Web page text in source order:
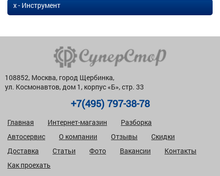
х - Инструмент
108852, Москва, город Щербинка,
ул. Космонавтов, дом 1, корпус «Б», стр. 33
+7(495) 797-38-78
Главная Интернет-магазин
Разборка
Автосервис
О компании Отзывы
Скидки
Доставка
Статьи Фото Вакансии
Контакты
Как проехать